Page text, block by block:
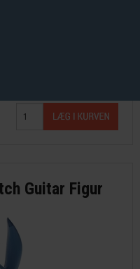
Guitar Figur